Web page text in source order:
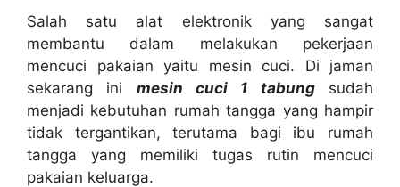
Salah satu alat elektronik yang sangat
membantu dalam melakukan pekerjaan
mencuci pakaian yaitu mesin cuci. Di jaman
sekarang ini mesin cuci 1 tabungsudah
menjadi kebutuhan rumah tangga yang hampir
tidak tergantikan, terutama bagi ibu rumah
tangga yang memiliki tugas rutin mencuci
pakaian keluarga.